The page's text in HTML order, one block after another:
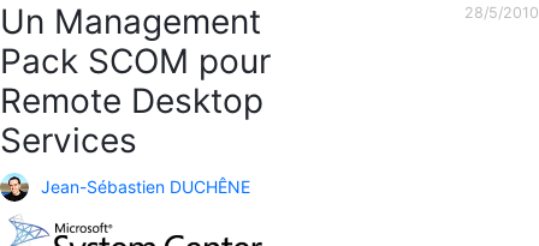
Un Management
Pack SCOM pour
Remote Desktop
Services
Jean-Sébastien DUCHÊNE
28/5/2010